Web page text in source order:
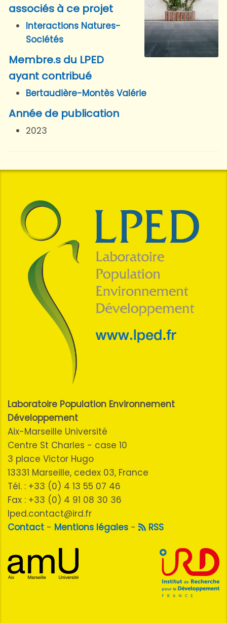
associés à ce projet
Interactions Natures-
Sociétés
Membre.s du LPED
ayant contribué
Bertaudière-Montès Valérie
Année de publication
2023
Laboratoire Population Environnement
Développement
Aix-Marseille Université
Centre St Charles - case 10
3 place Victor Hugo
13331 Marseille, cedex 03, France
Tél. : +33 (0) 4 13 55 07 46
Fax : +33 (0) 4 91 08 30 36
lped.contact@ird.fr
Contact - Mentions légales - RSS